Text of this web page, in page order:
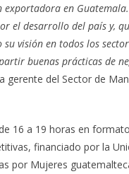
en
el desarrollo del país y,
visión en todos los
buenas prácticas de
gerente del Sector de
16 a 19 horas en
financiado por la
por Mujeres